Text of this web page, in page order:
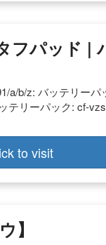
フパッド |
a/b/z: バッテリー
テリーパック: cf-
to visit
】